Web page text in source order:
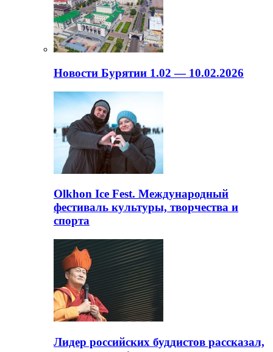
Новости Бурятии 1.02 — 10.02.2026
Olkhon Ice Fest. Международный
фестиваль культуры, творчества и
спорта
Лидер российских буддистов рассказал,